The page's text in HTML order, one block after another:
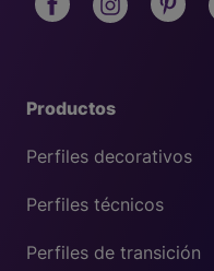
Productos
Perfiles decorativos
Perfiles técnicos
Perfiles de transición